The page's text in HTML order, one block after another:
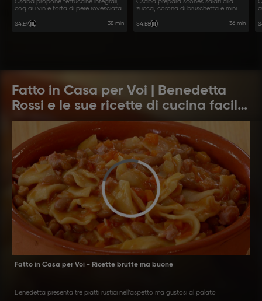
Csaba propone fettuccine integrali,
coq au vin e torta di pere rovesciata.
S4:E9 38 min
Csaba prepara scones salati alla
zucca, corona di bruschetta e mini
S4:E8 36 min
Fatto in Casa per Voi | Benedetta
Rossi e le sue ricette di cucina facili
e veloci
Fatto in Casa per Voi - Ricette brutte ma buone
Benedetta presenta tre piatti rustici nell’aspetto ma gustosi al palato